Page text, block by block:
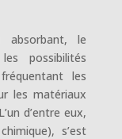
absorbant, le
possibilités
les
les matériaux
d’entre eux,
s’est